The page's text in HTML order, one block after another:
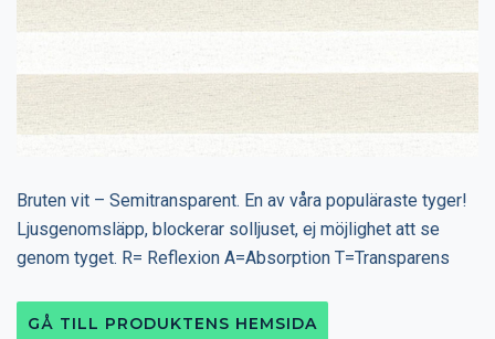
Bruten vit – Semitransparent. En av våra populäraste tyger!
Ljusgenomsläpp, blockerar solljuset, ej möjlighet att se
genom tyget. R= Reflexion A=Absorption T=Transparens
GÅ TILL PRODUKTENS HEMSIDA